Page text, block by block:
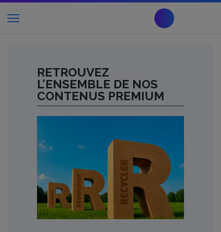
RETROUVEZ
L’ENSEMBLE DE NOS
CONTENUS PREMIUM